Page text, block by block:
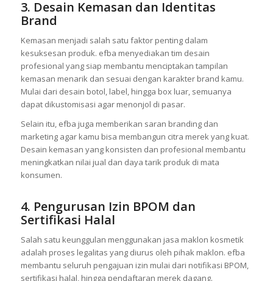
brand owner.
3. Desain Kemasan dan Identitas
Brand
Kemasan menjadi salah satu faktor penting dalam
kesuksesan produk. efba menyediakan tim desain
profesional yang siap membantu menciptakan tampilan
Mulai dari desain botol, label, hingga box luar, semuanya
dapat dikustomisasi agar menonjol di pasar.
Selain itu, efba juga memberikan saran branding dan
marketing agar kamu bisa membangun citra merek yang kuat.
konsumen.
4. Pengurusan Izin BPOM dan
Sertifikasi Halal
Salah satu keunggulan menggunakan jasa maklon kosmetik